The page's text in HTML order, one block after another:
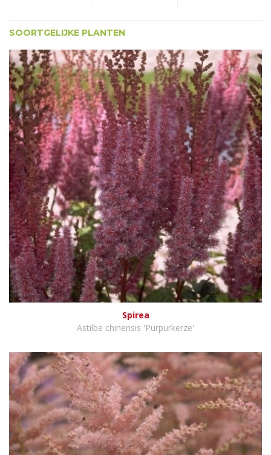
SOORTGELIJKE PLANTEN
Spirea
Astilbe chinensis 'Purpurkerze'